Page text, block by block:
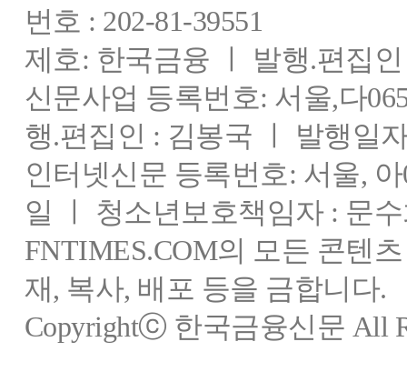
번호 : 202-81-39551
제호: 한국금융 ㅣ 발행.편집
신문사업 등록번호: 서울,다
행.편집인 : 김봉국 ㅣ 발행일
인터넷신문 등록번호: 서울,
일 ㅣ 청소년보호책임자 : 문
FNTIMES.COM의 모든 콘텐
재, 복사, 배포 등을 금합니다.
Copyrightⓒ 한국금융신문 All